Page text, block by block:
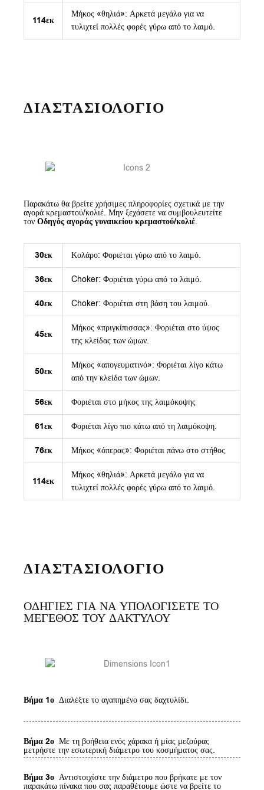
114εκ
Μήκος «θηλιά»: Αρκετά μεγάλο για να
τυλιχτεί πολλές φορές γύρω από το λαιμό.
ΔΙΑΣΤΑΣΙΟΛΟΓΙΟ
Παρακάτω θα βρείτε χρήσιμες πληροφορίες σχετικά με την
αγορά κρεμαστού/κολιέ. Μην ξεχάσετε να συμβουλευτείτε
τον Οδηγός αγοράς γυναικείου κρεμαστού/κολιέ.
30εκ Κολάρο: Φοριέται γύρω από το λαιμό.
36εκ Choker: Φοριέται γύρω από το λαιμό.
40εκ Choker: Φοριέται στη βάση του λαιμού.
45εκ
Μήκος «πριγκίπισσας»: Φοριέται στο ύψος
της κλείδας των ώμων.
50εκ
Μήκος «απογευματινό»: Φοριέται λίγο κάτω
από την κλείδα των ώμων.
56εκ Φοριέται στο μήκος της λαιμόκοψης
61εκ Φοριέται λίγο πιο κάτω από τη λαιμόκοψη.
76εκ Μήκος «όπερας»: Φοριέται πάνω στο στήθος
114εκ
Μήκος «θηλιά»: Αρκετά μεγάλο για να
τυλιχτεί πολλές φορές γύρω από το λαιμό.
ΔΙΑΣΤΑΣΙΟΛΟΓΙΟ
ΟΔΗΓΙΕΣ ΓΙΑ ΝΑ ΥΠΟΛΟΓΙΣΕΤΕ ΤΟ
ΜΕΓΕΘΟΣ ΤΟΥ ΔΑΚΤΥΛΟΥ
Βήμα 1ο Διαλέξτε το αγαπημένο σας δαχτυλίδι.
Βήμα 2ο Με τη βοήθεια ενός χάρακα ή μίας μεζούρας
μετρήστε την εσωτερική διάμετρο του κοσμήματος σας.
Βήμα 3ο Αντιστοιχίστε την διάμετρο που βρήκατε με τον
παρακάτω πίνακα που σας παραθέτουμε ώστε να βρείτε το